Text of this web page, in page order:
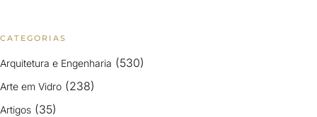
CATEGORIAS
Arquitetura e Engenharia (530)
Arte em Vidro (238)
Artigos (35)